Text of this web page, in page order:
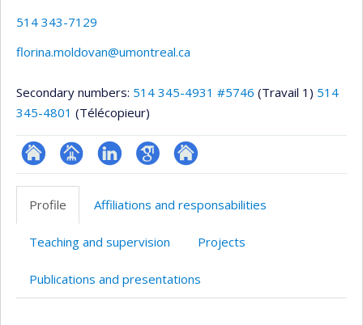
514 343-7129
florina.moldovan@umontreal.ca
Secondary numbers: 514 345-4931 #5746 (Travail 1) 514
345-4801 (Télécopieur)
ResearchGate
Page
professionnelle
(faculté,département,école)
LinkedInGoogleAutre
web
Profile Affiliations and responsabilities
Teaching and supervision Projects
Publications and presentations